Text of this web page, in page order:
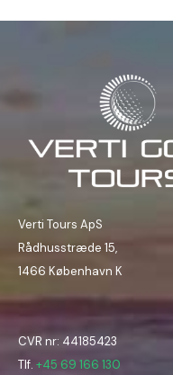
Verti Tours ApS
Rådhusstræde 15,
1466 København K
CVR nr: 44185423
Tlf. +45 69 166 130